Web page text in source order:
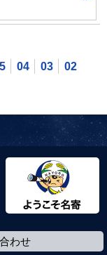
04 03
02
わせ